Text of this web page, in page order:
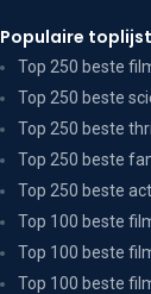
Populaire
Top 250 beste
Top 250 beste
Top 250 beste
Top 250 beste
Top 250 beste
Top 100 beste
Top 100 beste
Top 100 beste